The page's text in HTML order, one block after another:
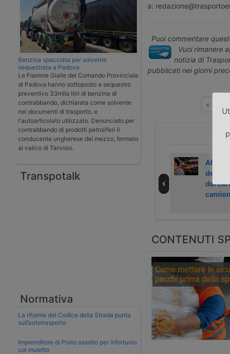
Benzina spacciata per solvente
sequestrata a Padova
Le Fiamme Gialle del Comando Provinciale
di Padova hanno sottoposto a sequestro
preventivo 33mila litri di benzina di
contrabbando, dichiarata come solvente
nei documenti di trasporto, e
l'autoarticolato utilizzato. Denunciato per
contrabbando di prodotti petroliferi il
conducente ungherese del mezzo, fermato
al valico di Tarvisio.
Transpotalk
Normativa
La riforma del Codice della Strada punta
sull’autotrasporto
Imprenditore di Prato assolto per infortunio
col muletto
a:
Puoi commentare
Vuoi rimanere
notizia di
pubblicati nei giorni
«
sviluppare un
autotrasporto più
della
del
camion
CONTENUTI
Come mettere in
pacchi prima della